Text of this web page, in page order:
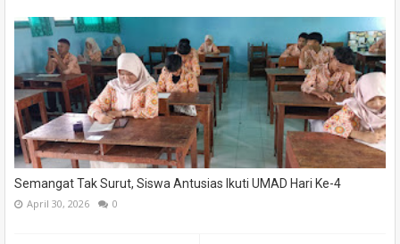
Semangat Tak Surut, Siswa Antusias Ikuti UMAD Hari Ke-4
April 30, 2026 0